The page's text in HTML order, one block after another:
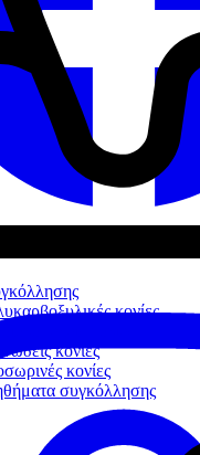
κονίες
κονίες
κονίες
κονίες
συγκόλλησης